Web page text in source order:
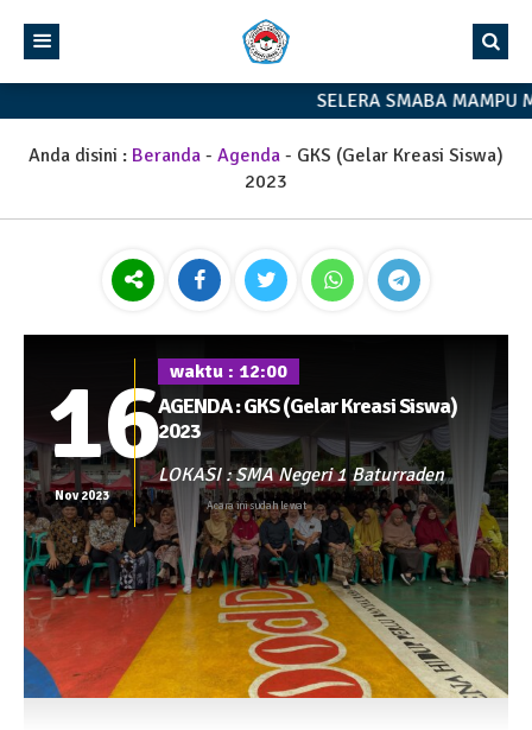
SELERA SMABA MAMPU
Anda disini : Beranda - Agenda - GKS (Gelar Kreasi Siswa)
2023
16
Nov 2023
waktu : 12:00
AGENDA : GKS (Gelar Kreasi Siswa)
2023
LOKASI : SMA Negeri 1 Baturraden
Acara ini sudah lewat